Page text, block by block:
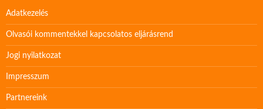
Adatkezelés
Olvasói kommentekkel kapcsolatos eljárásrend
Jogi nyilatkozat
Impresszum
Partnereink